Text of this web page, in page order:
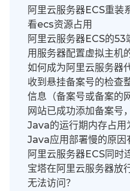
阿里云服务器ECS重装
看ecs资源占用
阿里云服务器ECS的53
用服务器配置虚拟主机
如何成为阿里云服务器
收到悬挂备案号的检查
信息（备案号或备案的
网站已成功添加备案号
Java的运行期内存占用
Java应用部署慢的原因
阿里云服务器ECS同时
宝塔在阿里云服务器放
无法访问？